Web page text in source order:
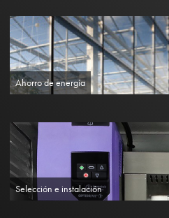
Ahorro de energía
Selección e instalación